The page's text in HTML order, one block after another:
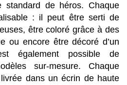
standard de héros. Chaque
: il peut être serti de
être coloré grâce à des
ou encore être décoré d’un
également possible de
sur-mesure. Chaque
dans un écrin de haute